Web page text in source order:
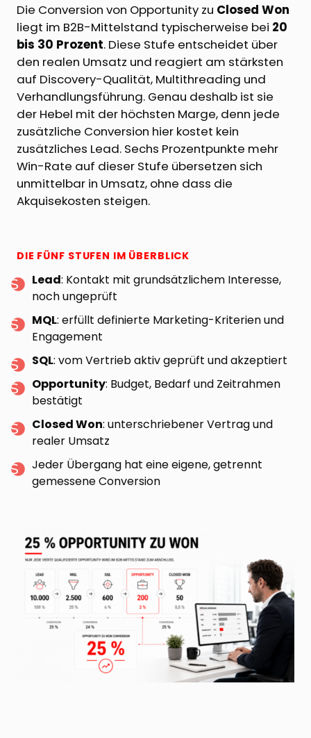
Die Conversion von Opportunity zu Closed Won
liegt im B2B-Mittelstand typischerweise bei 20
bis 30 Prozent. Diese Stufe entscheidet über
den realen Umsatz und reagiert am stärksten
auf Discovery-Qualität, Multithreading und
Verhandlungsführung. Genau deshalb ist sie
der Hebel mit der höchsten Marge, denn jede
zusätzliche Conversion hier kostet kein
zusätzliches Lead. Sechs Prozentpunkte mehr
Win-Rate auf dieser Stufe übersetzen sich
unmittelbar in Umsatz, ohne dass die
Akquisekosten steigen.
DIE FÜNF STUFEN IM ÜBERBLICK
Lead: Kontakt mit grundsätzlichem Interesse,
noch ungeprüft
MQL: erfüllt definierte Marketing-Kriterien und
Engagement
SQL: vom Vertrieb aktiv geprüft und akzeptiert
Opportunity: Budget, Bedarf und Zeitrahmen
bestätigt
Closed Won: unterschriebener Vertrag und
realer Umsatz
Jeder Übergang hat eine eigene, getrennt
gemessene Conversion